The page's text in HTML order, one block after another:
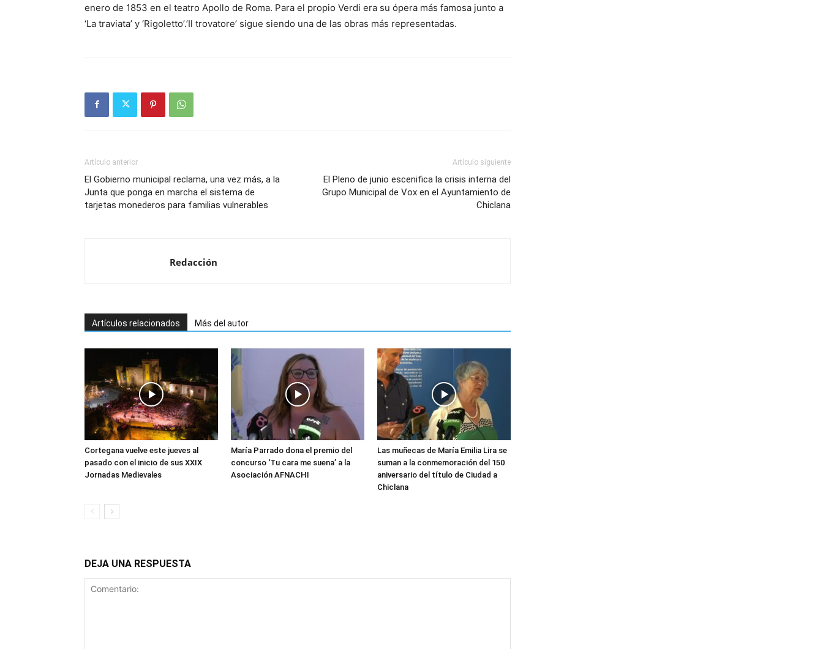
enero de 1853 en el teatro Apollo de Roma. Para el propio Verdi era su ópera más famosa junto a
‘La traviata’ y ‘Rigoletto’.’Il trovatore’ sigue siendo una de las obras más representadas.
Artículo anterior
El Gobierno municipal reclama, una vez más, a la
Junta que ponga en marcha el sistema de
tarjetas monederos para familias vulnerables
Artículo siguiente
El Pleno de junio escenifica la crisis interna del
Grupo Municipal de Vox en el Ayuntamiento de
Chiclana
Redacción
Artículos relacionados Más del autor
Cortegana vuelve este jueves al
pasado con el inicio de sus XXIX
Jornadas Medievales
María Parrado dona el premio del
concurso ‘Tu cara me suena’ a la
Asociación AFNACHI
Las muñecas de María Emilia Lira se
suman a la conmemoración del 150
aniversario del título de Ciudad a
Chiclana
DEJA UNA RESPUESTA